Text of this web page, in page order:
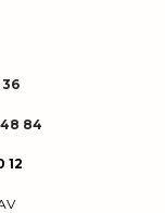
84
12